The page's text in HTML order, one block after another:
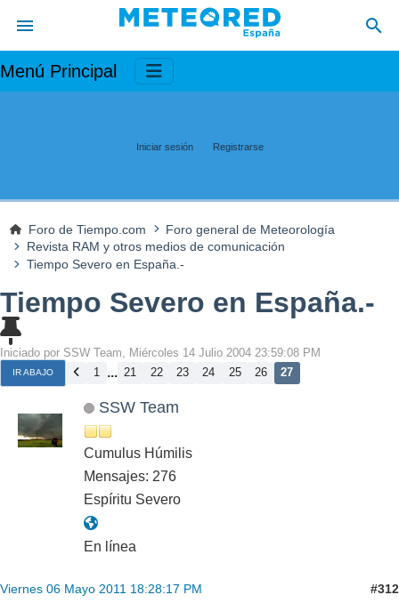
Menú Principal
Iniciar sesión Registrarse
Foro de Tiempo.com
Foro general de Meteorología
Revista RAM y otros medios de comunicación
Tiempo Severo en España.-
Tiempo Severo en España.-
Iniciado por SSW Team, Miércoles 14 Julio 2004 23:59:08 PM
IR ABAJO 1 ... 21 22 23 24 25 26 27
SSW Team
Cumulus Húmilis
Mensajes: 276
Espíritu Severo
En línea
Viernes 06 Mayo 2011 18:28:17 PM #312